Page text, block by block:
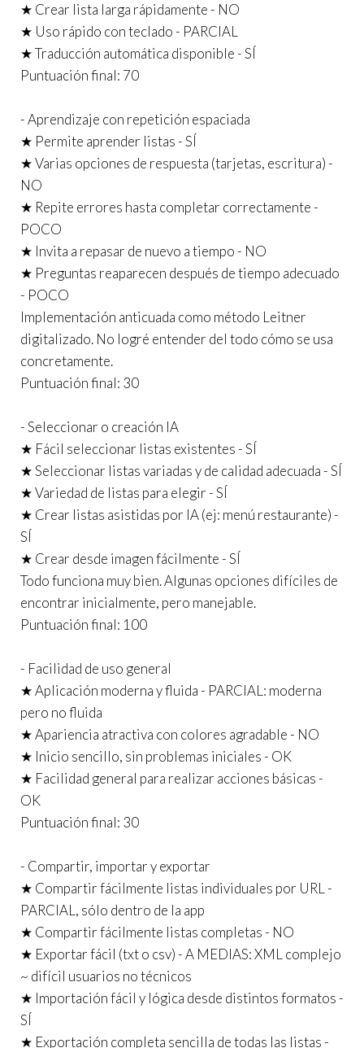
★ Crear lista larga rápidamente - NO
★ Uso rápido con teclado - PARCIAL
★ Traducción automática disponible - SÍ
Puntuación final: 70
- Aprendizaje con repetición espaciada
★ Permite aprender listas - SÍ
★ Varias opciones de respuesta (tarjetas, escritura) -
NO
★ Repite errores hasta completar correctamente -
POCO
★ Invita a repasar de nuevo a tiempo - NO
★ Preguntas reaparecen después de tiempo adecuado
- POCO
Implementación anticuada como método Leitner
digitalizado. No logré entender del todo cómo se usa
concretamente.
Puntuación final: 30
- Seleccionar o creación IA
★ Fácil seleccionar listas existentes - SÍ
★ Seleccionar listas variadas y de calidad adecuada - SÍ
★ Variedad de listas para elegir - SÍ
★ Crear listas asistidas por IA (ej: menú restaurante) -
SÍ
★ Crear desde imagen fácilmente - SÍ
Todo funciona muy bien. Algunas opciones difíciles de
encontrar inicialmente, pero manejable.
Puntuación final: 100
- Facilidad de uso general
★ Aplicación moderna y fluida - PARCIAL: moderna
pero no fluida
★ Apariencia atractiva con colores agradable - NO
★ Inicio sencillo, sin problemas iniciales - OK
★ Facilidad general para realizar acciones básicas -
OK
Puntuación final: 30
- Compartir, importar y exportar
★ Compartir fácilmente listas individuales por URL -
PARCIAL, sólo dentro de la app
★ Compartir fácilmente listas completas - NO
★ Exportar fácil (txt o csv) - A MEDIAS: XML complejo
~ difícil usuarios no técnicos
★ Importación fácil y lógica desde distintos formatos -
SÍ
★ Exportación completa sencilla de todas las listas -